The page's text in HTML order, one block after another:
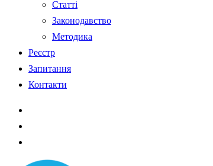
Статті
Законодавство
Методика
Реєстр
Запитання
Контакти